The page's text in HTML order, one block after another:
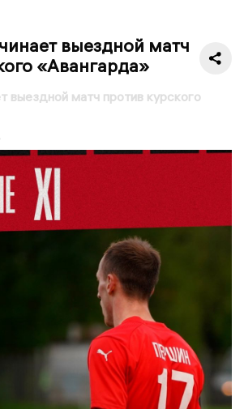
выездной матч
«Авангарда»
выездной матч против курского